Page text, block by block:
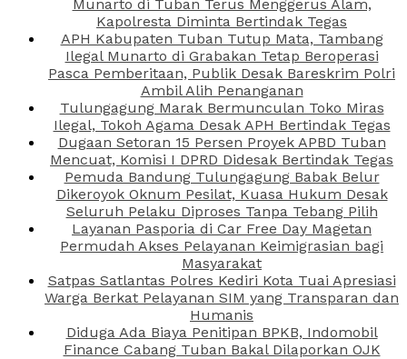
Munarto di Tuban Terus Menggerus Alam,
Kapolresta Diminta Bertindak Tegas
APH Kabupaten Tuban Tutup Mata, Tambang
Ilegal Munarto di Grabakan Tetap Beroperasi
Pasca Pemberitaan, Publik Desak Bareskrim Polri
Ambil Alih Penanganan
Tulungagung Marak Bermunculan Toko Miras
Ilegal, Tokoh Agama Desak APH Bertindak Tegas
Dugaan Setoran 15 Persen Proyek APBD Tuban
Mencuat, Komisi I DPRD Didesak Bertindak Tegas
Pemuda Bandung Tulungagung Babak Belur
Dikeroyok Oknum Pesilat, Kuasa Hukum Desak
Seluruh Pelaku Diproses Tanpa Tebang Pilih
Layanan Pasporia di Car Free Day Magetan
Permudah Akses Pelayanan Keimigrasian bagi
Masyarakat
Satpas Satlantas Polres Kediri Kota Tuai Apresiasi
Warga Berkat Pelayanan SIM yang Transparan dan
Humanis
Diduga Ada Biaya Penitipan BPKB, Indomobil
Finance Cabang Tuban Bakal Dilaporkan OJK